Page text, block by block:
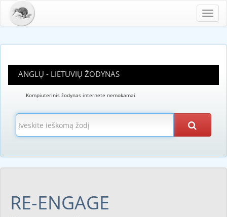
ANGLŲ - LIETUVIŲ ŽODYNAS
Kompiuterinis žodynas internete nemokamai
RE-ENGAGE